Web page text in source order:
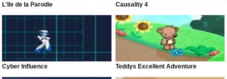
L'Île de la Parodie Causality 4
Cyber Influence Teddys Excellent Adventure